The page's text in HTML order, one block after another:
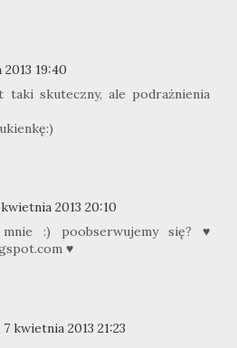
19:40
taki skuteczny, ale podrażnienia
2013 20:10
:) poobserwujemy się? ♥
♥
7 kwietnia 2013 21:23